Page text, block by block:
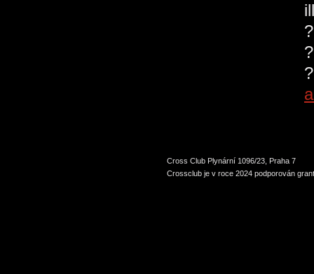
Cross Club Plynární 1096/23, Praha 7
Crossclub je v roce 2024 podporován